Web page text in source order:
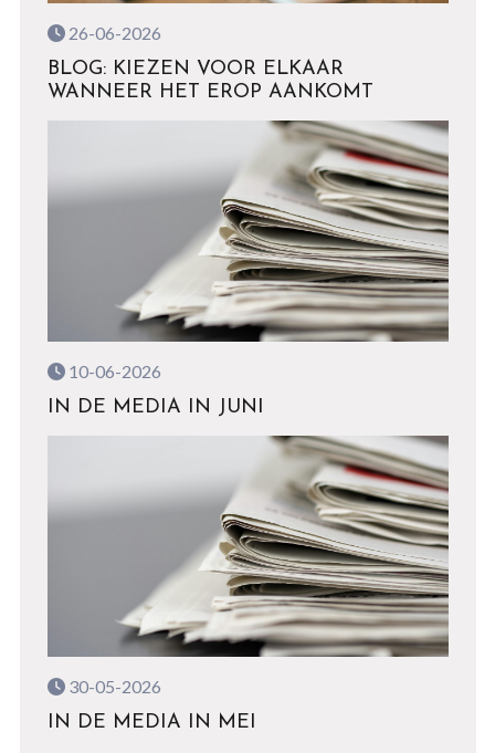
26-06-2026
BLOG: KIEZEN VOOR ELKAAR
WANNEER HET EROP AANKOMT
10-06-2026
IN DE MEDIA IN JUNI
30-05-2026
IN DE MEDIA IN MEI